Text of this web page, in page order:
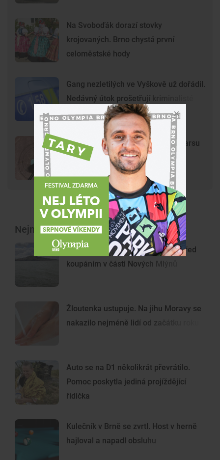
Na Svoboďák dorazí stovky
krojovaných. Brno chystá první
celoměstské hody
Gang nezletilých ve Vyškově už dořádil.
Nedávný útok prošetřují kriminalisté
Mladí vandalové poničili model Marsu
na Kraví hoře. Hvězdárna zařídila
Nejnovější články
Pozor na sinice. Hygienici varují před
koupáním v části Nových Mlýnů
Žloutenka ustupuje. Na jihu Moravy se
nakazilo nejméně lidí od začátku roku
Auto se na D1 několikrát převrátilo.
Pomoc poskytla jediná projíždějící
řidička
Kulečník v Brně se zvrtl. Host v herně
hajloval a napadl obsluhu